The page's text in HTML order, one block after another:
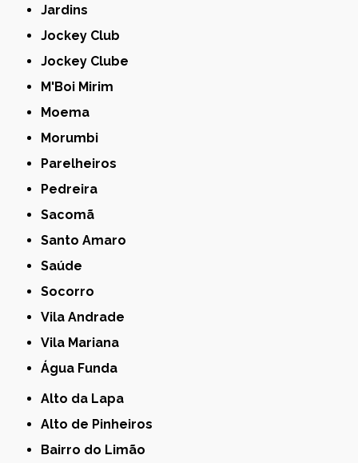
Jardins
Jockey Club
Jockey Clube
M'Boi Mirim
Moema
Morumbi
Parelheiros
Pedreira
Sacomã
Santo Amaro
Saúde
Socorro
Vila Andrade
Vila Mariana
Água Funda
Alto da Lapa
Alto de Pinheiros
Bairro do Limão